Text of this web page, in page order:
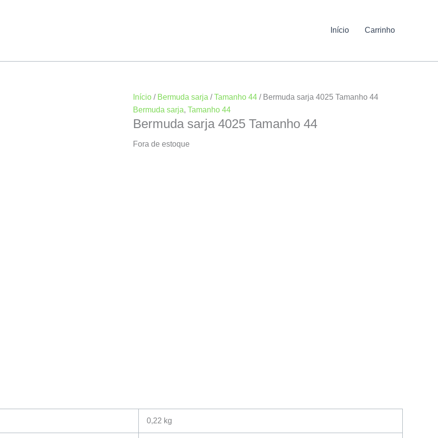
Início Carrinho
Início / Bermuda sarja /Tamanho 44 / Bermuda sarja 4025 Tamanho 44
Bermuda sarja, Tamanho 44
Bermuda sarja 4025 Tamanho 44
Fora de estoque
0,22 kg